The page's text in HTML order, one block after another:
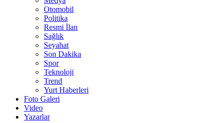
Otomobil
Politika
Resmi İlan
Sağlık
Seyahat
Son Dakika
Spor
Teknoloji
Trend
Yurt Haberleri
Foto Galeri
Video
Yazarlar